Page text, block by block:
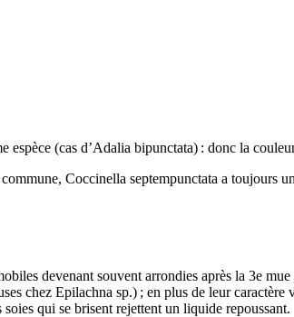
espèce (cas d’Adalia bipunctata) : donc la
Coccinella septempunctata a toujours
devenant souvent arrondies après la 3e
chez Epilachna sp.) ; en plus de leur
qui se brisent rejettent un liquide repoussant.